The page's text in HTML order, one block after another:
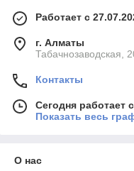
Работает с
г. Алматы
Табачнозаводская,
Контакты
Сегодня работает
Показать весь
О нас